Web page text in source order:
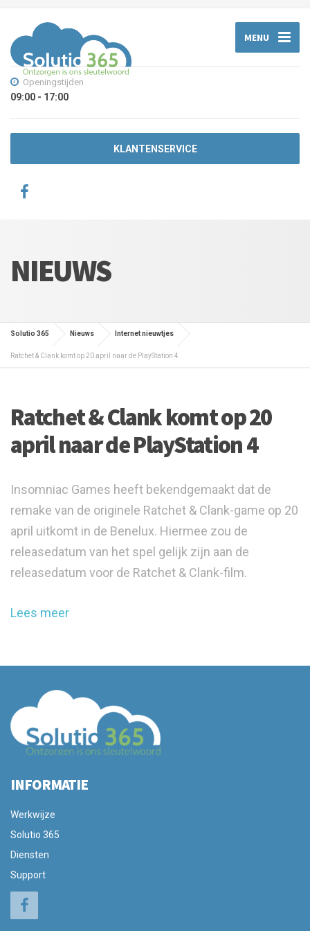
MENU
Openingstijden
09:00 - 17:00
KLANTENSERVICE
NIEUWS
Solutio 365 Nieuws Internet nieuwtjes
Ratchet & Clank komt op 20 april naar de PlayStation 4
Ratchet & Clank komt op 20
april naar de PlayStation 4
Insomniac Games heeft bekendgemaakt dat de
remake van de originele Ratchet & Clank-game op 20
april uitkomt in de Benelux. Hiermee zou de
releasedatum van het spel gelijk zijn aan de
releasedatum voor de Ratchet & Clank-film.
Lees meer
INFORMATIE
Werkwijze
Solutio 365
Diensten
Support